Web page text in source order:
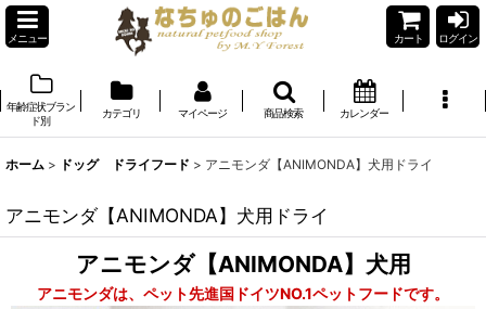
メニュー カート ログイン
年齢症状ブラン
ド別
カテゴリ マイページ 商品検索 カレンダー
ホーム > ドッグ ドライフード > アニモンダ【ANIMONDA】犬用ドライ
アニモンダ【ANIMONDA】犬用ドライ
アニモンダ【ANIMONDA】犬用
アニモンダは、ペット先進国ドイツNO.1ペットフードです。